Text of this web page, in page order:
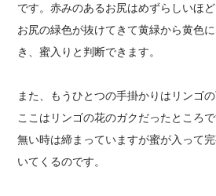
です。赤みのあるお尻はめずらしいほ
お尻の緑色が抜けてきて黄緑から黄色
き、蜜入りと判断できます。
また、もうひとつの手掛かりはリンゴ
ここはリンゴの花のガクだったところ
無い時は締まっていますが蜜が入って
いてくるのです。